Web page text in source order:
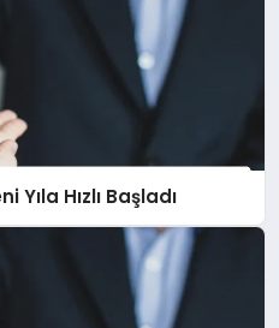
Yıla Hızlı Başladı